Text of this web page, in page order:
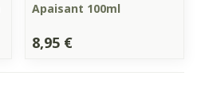
Apaisant 100ml
8,95 €